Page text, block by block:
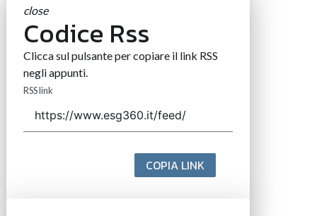
close
Codice Rss
Clicca sul pulsante per copiare il link RSS
negli appunti.
RSS link
COPIA LINK